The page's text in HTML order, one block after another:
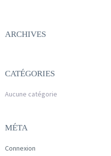
ARCHIVES
CATÉGORIES
Aucune catégorie
MÉTA
Connexion